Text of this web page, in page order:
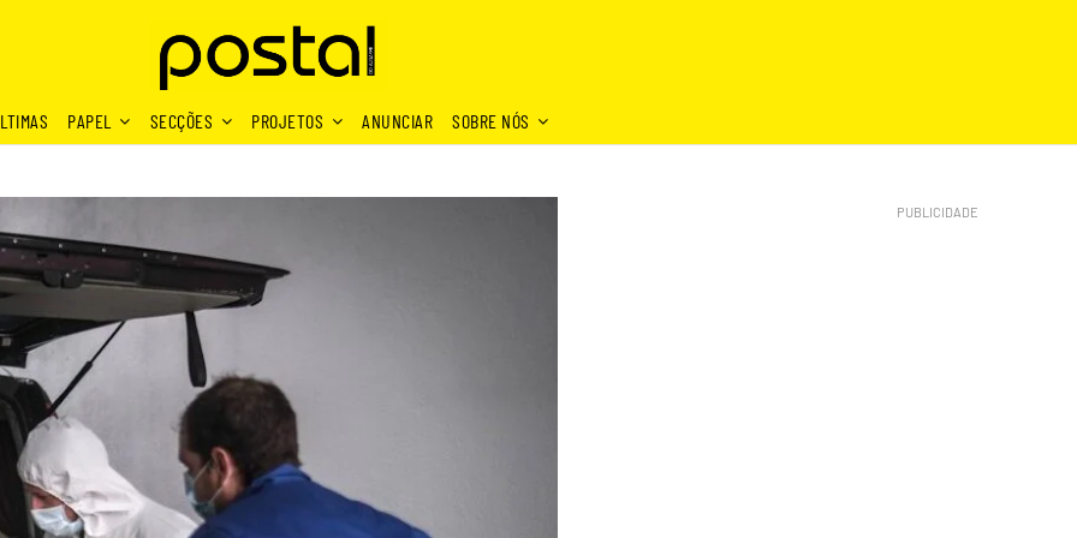
PAPEL SECÇÕES PROJETOS ANUNCIAR SOBRE NÓS